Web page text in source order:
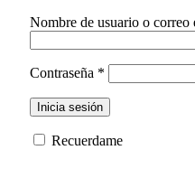
Nombre de usuario o correo
Contraseña *
Inicia sesión
Recuerdame